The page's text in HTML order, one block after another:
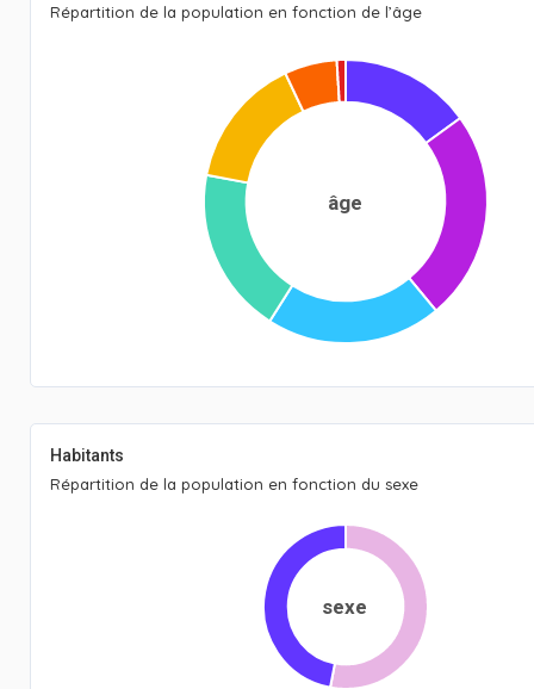
Répartition de la population en fonction de l’âge
âge
Habitants
Répartition de la population en fonction du sexe
sexe